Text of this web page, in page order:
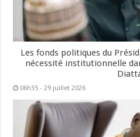
Les fonds politiques du
nécessité institutionnelle
06h35 - 29 juillet 2026